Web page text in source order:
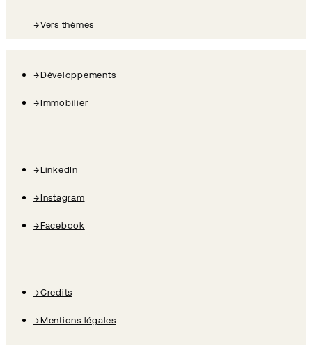
→Vers thèmes
→Développements
→Immobilier
→LinkedIn
→Instagram
→Facebook
→Credits
→Mentions légales